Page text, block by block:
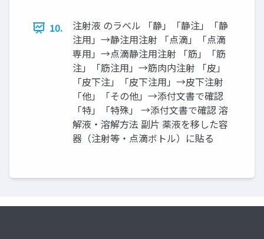
10.
注射液 のラベル 「静」「静注」「静
注用」→静注用注射 「点滴」「点滴
専用」→点滴静注用注射 「筋」「筋
注」「筋注用」→筋肉内注射 「皮」
「皮下注」「皮下注用」→皮下注射
「他」「その他」→添付文書で確認
「特」「特殊」 →添付文書で確認 溶
解液・溶解方法 副片 薬液を移した容
器（注射等・点滴ボトル）に貼る